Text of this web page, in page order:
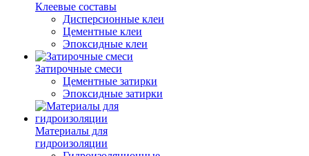
Клеевые составы
Дисперсионные клеи
Цементные клеи
Эпоксидные клеи
Затирочные смеси
Цементные затирки
Эпоксидные затирки
Материалы для
гидроизоляции